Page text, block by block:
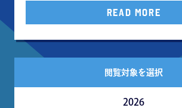
READ MORE
閲覧対象を選択
2026